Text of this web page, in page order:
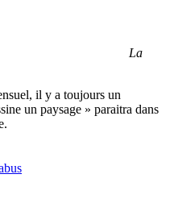
La
il y a toujours un
un paysage » paraitra dans